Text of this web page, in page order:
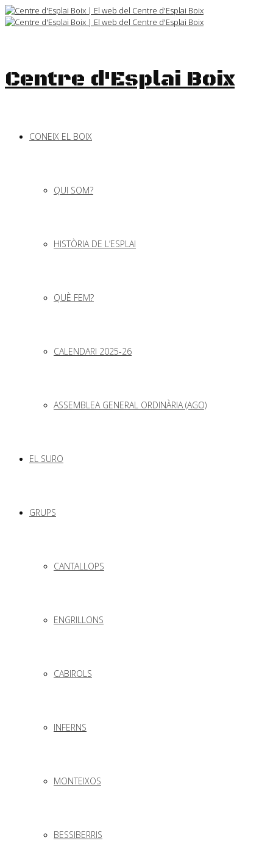
Skip
to
Centre d'Esplai Boix
CONEIX EL BOIX
QUI SOM?
HISTÒRIA DE L’ESPLAI
QUÈ FEM?
CALENDARI 2025-26
ASSEMBLEA GENERAL ORDINÀRIA (AGO)
EL SURO
GRUPS
CANTALLOPS
ENGRILLONS
CABIROLS
INFERNS
MONTEIXOS
BESSIBERRIS